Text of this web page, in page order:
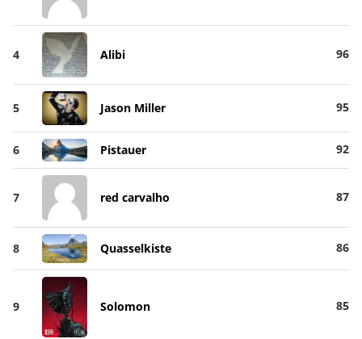
4 Alibi 96
5 Jason Miller 95
6 Pistauer 92
7 red carvalho 87
8 Quasselkiste 86
9 Solomon 85